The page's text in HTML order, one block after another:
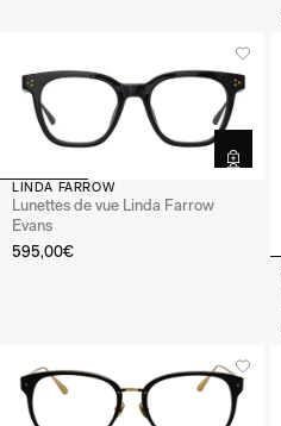
LINDA FARROW
Lunettes de vue Linda Farrow
Evans
595,00€